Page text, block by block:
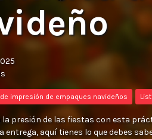
impresión de empaques navideños
presión de las fiestas con esta
entrega, aquí tienes lo que debes